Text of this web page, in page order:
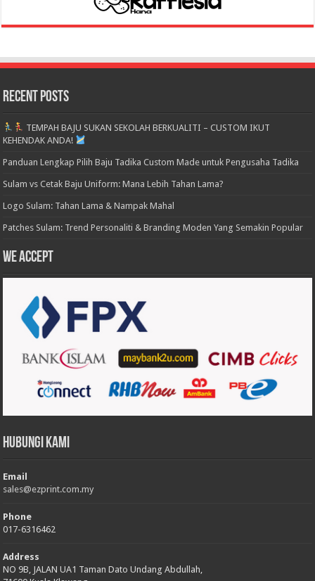
Recent Posts
TEMPAH BAJU SUKAN SEKOLAH BERKUALITI – CUSTOM IKUT
KEHENDAK ANDA!
Panduan Lengkap Pilih Baju Tadika Custom Made untuk Pengusaha Tadika
Sulam vs Cetak Baju Uniform: Mana Lebih Tahan Lama?
Logo Sulam: Tahan Lama & Nampak Mahal
Patches Sulam: Trend Personaliti & Branding Moden Yang Semakin Popular
We accept
Hubungi Kami
Email
sales@ezprint.com.my
Phone
017-6316462
Address
NO 9B, JALAN UA1 Taman Dato Undang Abdullah,